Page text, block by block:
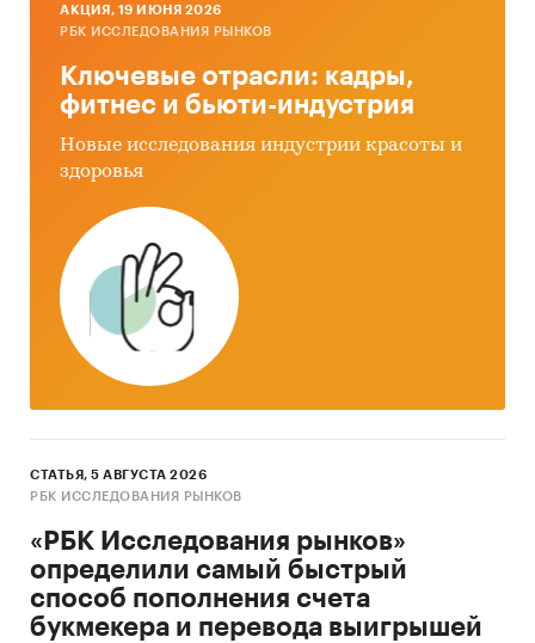
AКЦИЯ, 19 ИЮНЯ 2026
РБК ИССЛЕДОВАНИЯ РЫНКОВ
Ключевые отрасли: кадры,
фитнес и бьюти-индустрия
Новые исследования индустрии красоты и
здоровья
СТАТЬЯ, 5 АВГУСТА 2026
РБК ИССЛЕДОВАНИЯ РЫНКОВ
«РБК Исследования рынков»
определили самый быстрый
способ пополнения счета
букмекера и перевода выигрышей